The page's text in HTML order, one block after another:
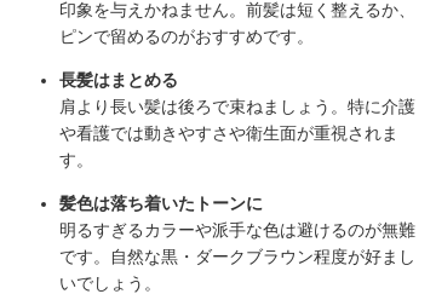
印象を与えかねません。前髪は短く整えるか、
ピンで留めるのがおすすめです。
長髪はまとめる
肩より長い髪は後ろで束ねましょう。特に介護
や看護では動きやすさや衛生面が重視されま
す。
髪色は落ち着いたトーンに
明るすぎるカラーや派手な色は避けるのが無難
です。自然な黒・ダークブラウン程度が好まし
いでしょう。